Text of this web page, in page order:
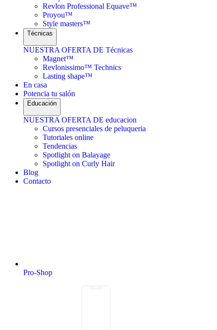
Revlon Professional Equave™
Proyou™
Style masters™
Técnicas
NUESTRA OFERTA DE Técnicas
Magnet™
Revlonissimo™ Technics
Lasting shape™
En casa
Potencia tu salón
Educación
NUESTRA OFERTA DE educacion
Cursos presenciales de peluqueria
Tutoriales online
Tendencias
Spotlight on Balayage
Spotlight on Curly Hair
Blog
Contacto
Pro-Shop